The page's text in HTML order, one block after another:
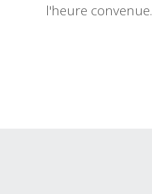
l'heure convenue.